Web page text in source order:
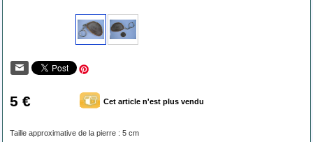
5 € Cet article n'est plus vendu
Taille approximative de la pierre : 5 cm